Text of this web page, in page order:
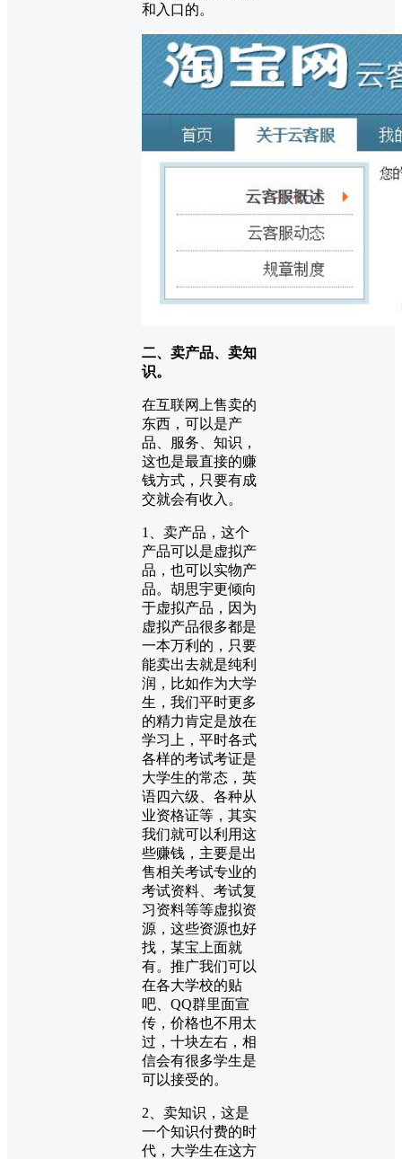
和入口的。
二、卖产品、卖知
识。
在互联网上售卖的
东西，可以是产
品、服务、知识，
这也是最直接的赚
钱方式，只要有成
交就会有收入。
1、卖产品，这个
产品可以是虚拟产
品，也可以实物产
品。胡思宇更倾向
于虚拟产品，因为
虚拟产品很多都是
一本万利的，只要
能卖出去就是纯利
润，比如作为大学
生，我们平时更多
的精力肯定是放在
学习上，平时各式
各样的考试考证是
大学生的常态，英
语四六级、各种从
业资格证等，其实
我们就可以利用这
些赚钱，主要是出
售相关考试专业的
考试资料、考试复
习资料等等虚拟资
源，这些资源也好
找，某宝上面就
有。推广我们可以
在各大学校的贴
吧、QQ群里面宣
传，价格也不用太
过，十块左右，相
信会有很多学生是
可以接受的。
2、卖知识，这是
一个知识付费的时
代，大学生在这方